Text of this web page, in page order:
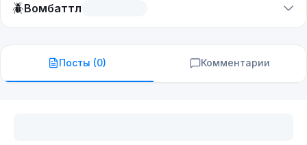
🪲Вомбаттл
Посты (0) Комментарии